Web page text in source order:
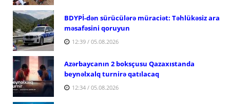
BDYPİ-dən sürücülərə müraciət: Təhlükəsiz ara
məsafəsini qoruyun
12:39 / 05.08.2026
Azərbaycanın 2 boksçusu Qazaxıstanda
beynəlxalq turnirə qatılacaq
12:34 / 05.08.2026